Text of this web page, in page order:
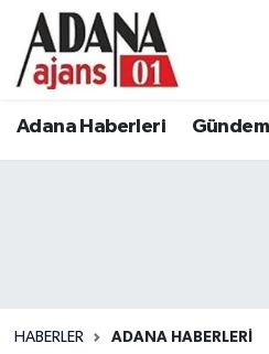
Adana Haberleri Gündem
HABERLER ADANA HABERLERI
Adana Haberleri
Adana Nöbetçi